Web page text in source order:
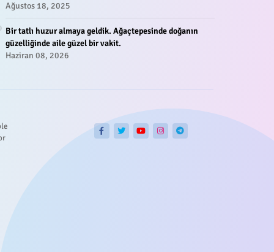
Ağustos 18, 2025
Bir tatlı huzur almaya geldik. Ağaçtepesinde doğanın
güzelliğinde aile güzel bir vakit.
Haziran 08, 2026